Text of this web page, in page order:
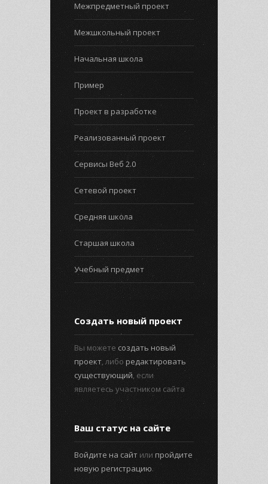
Межпредметный проект
Межшкольный проект
Начальная школа
Пример
Проект в разработке
Реализованный проект
Сервисы Веб 2.0
Сетевой проект
Средняя школа
Старшая школа
Учебный предмет
Создать новый проект
Вы можете создать новый
проект, либо редактировать
существующий, если
являетесь участником сайта
Ваш статус на сайте
Войдите на сайт или пройдите
новую регистрацию.